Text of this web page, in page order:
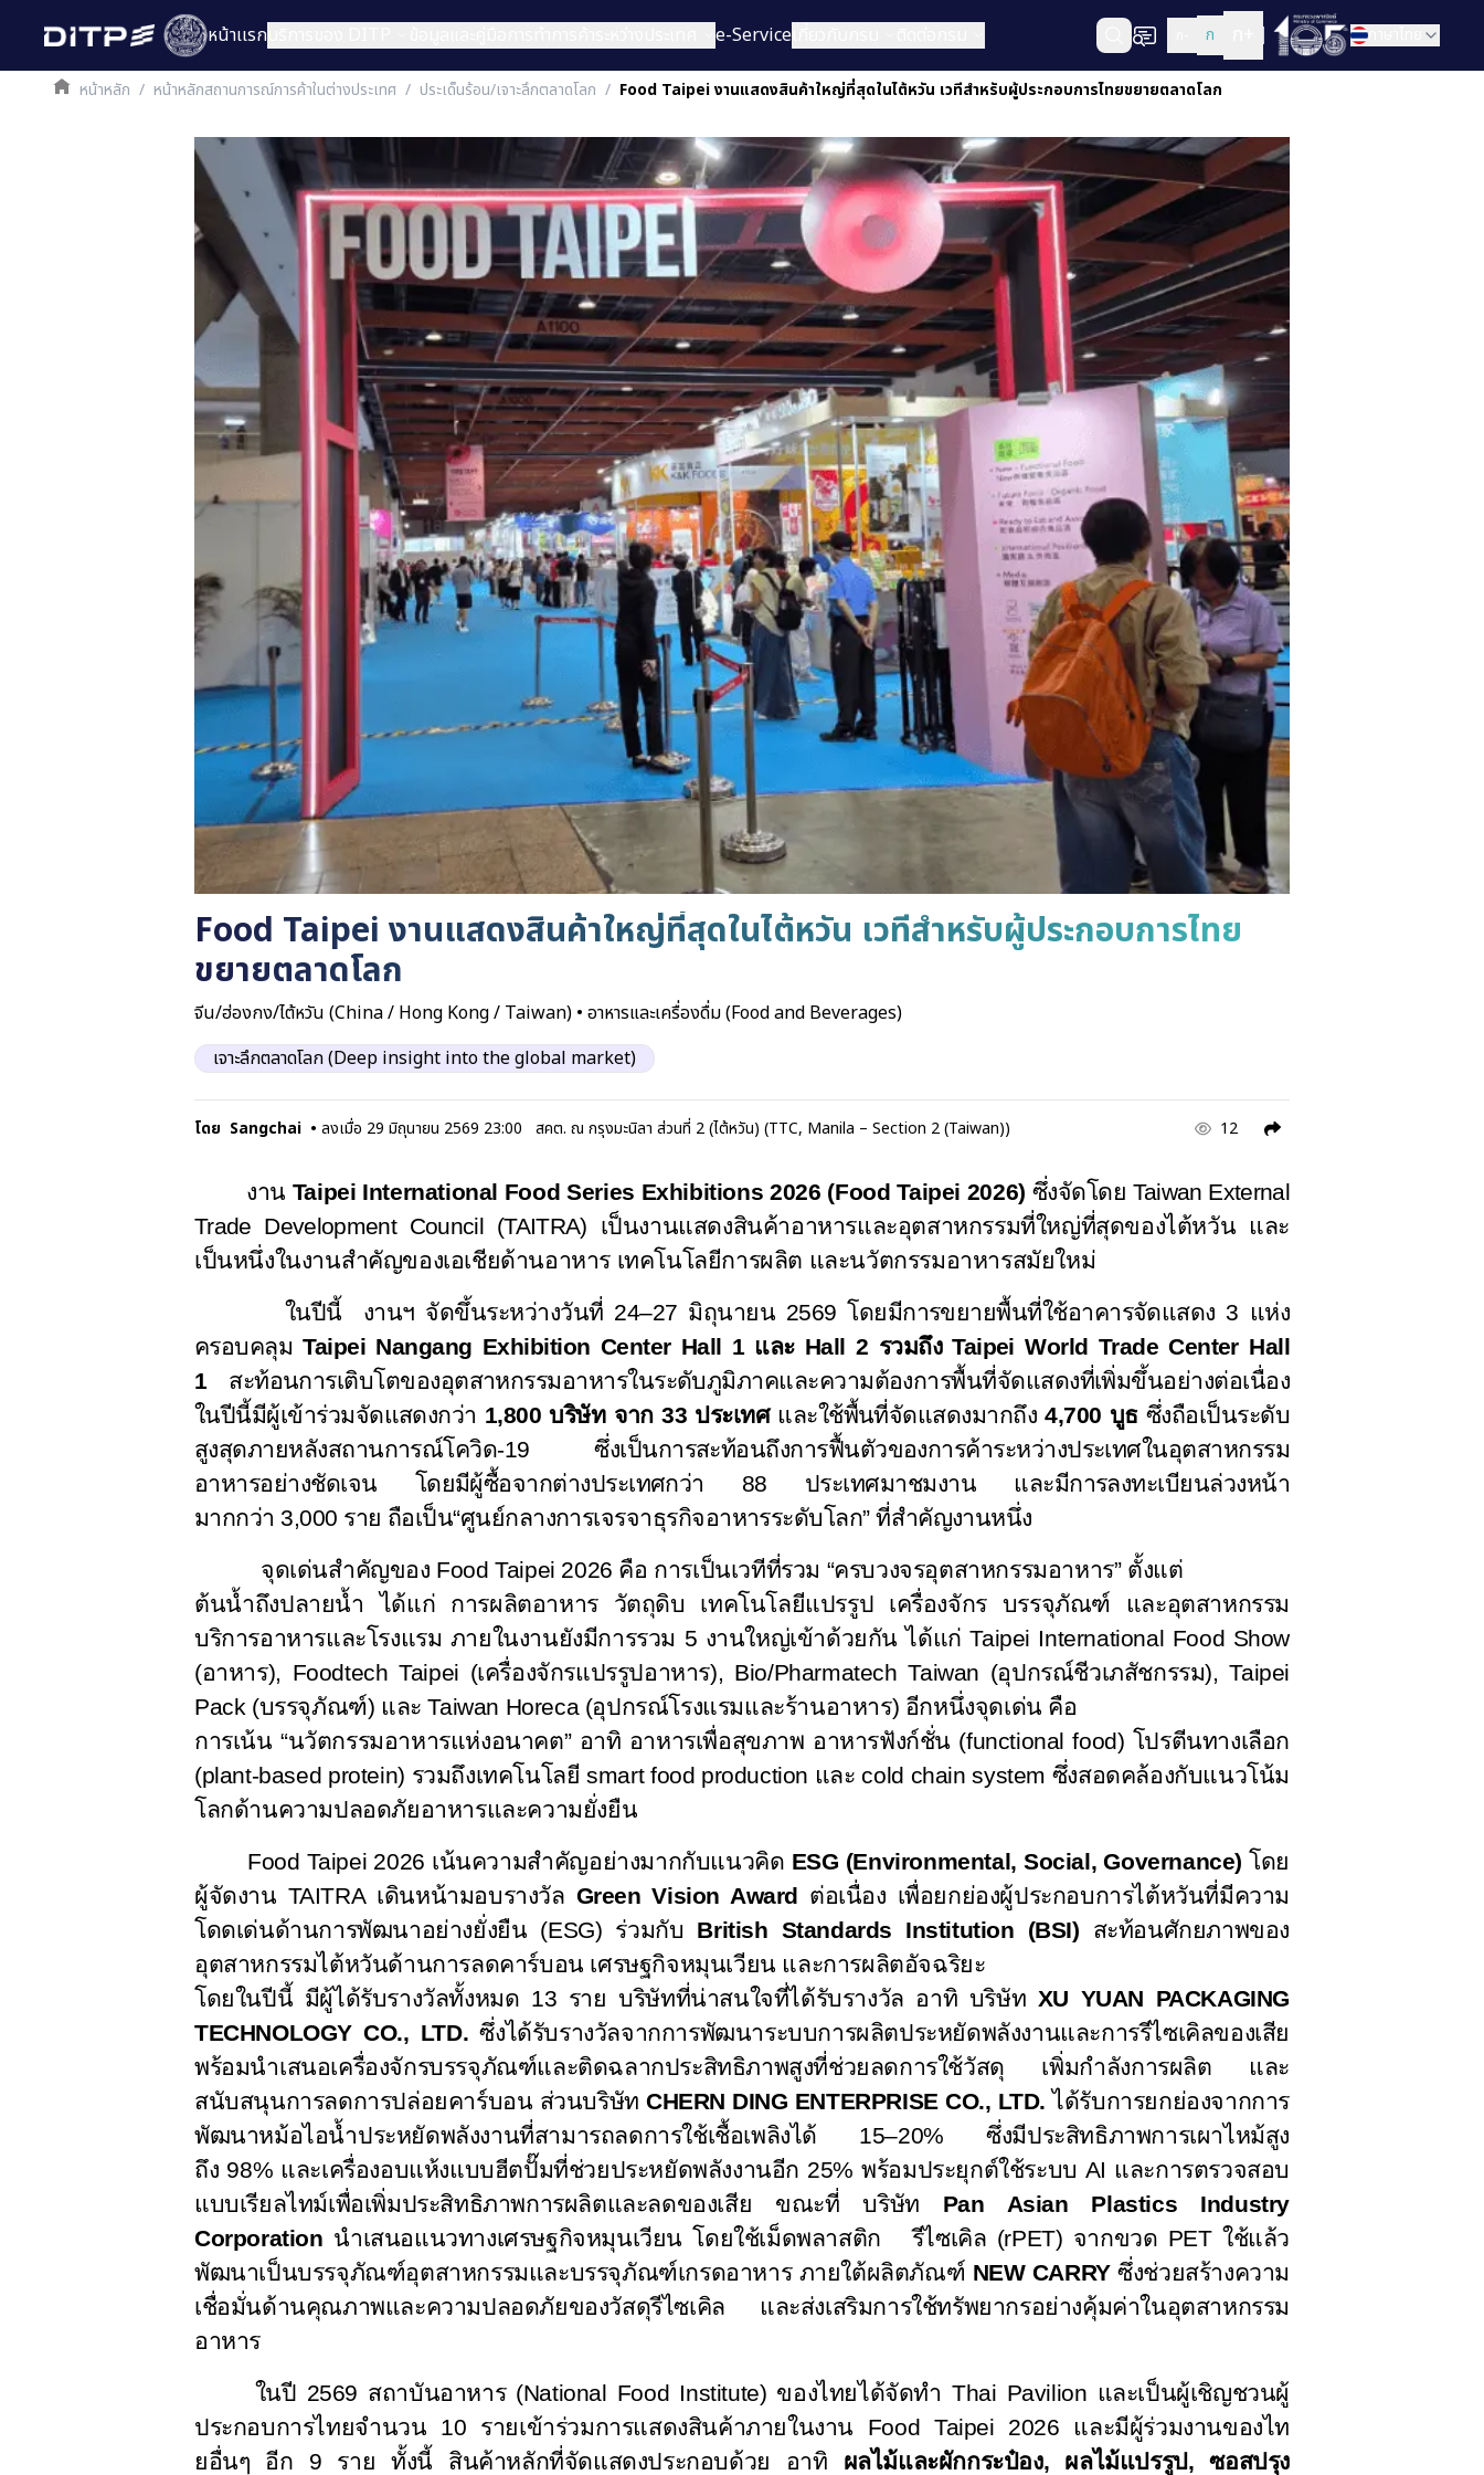
หน้าเเรก e-Service ก
หน้าหลัก / หน้าหลักสถานการณ์การค้าในต่างประเทศ / ประเด็นร้อน/เจาะลึกตลาดโลก / Food Taipei งานแสดงสินค้าใหญ่ที่สุดในไต้หวัน เวทีสำหรับผู้ประกอบการไทยขยายตลาดโลก
Food Taipei งานแสดงสินค้าใหญ่ที่สุดในไต้หวัน เวทีสำหรับผู้ประกอบการไทย
ขยายตลาดโลก
จีน/ฮ่องกง/ไต้หวัน (China / Hong Kong / Taiwan) • อาหารและเครื่องดื่ม (Food and Beverages)
เจาะลึกตลาดโลก (Deep insight into the global market)
โดย Sangchai • ลงเมื่อ 29 มิถุนายน 2569 23:00 สคต. ณ กรุงมะนิลา ส่วนที่ 2 (ไต้หวัน) (TTC, Manila – Section 2 (Taiwan)) 12
งาน Taipei International Food Series Exhibitions 2026 (Food Taipei 2026) ซึ่งจัดโดย Taiwan External
Trade Development Council (TAITRA) เป็นงานแสดงสินค้าอาหารและอุตสาหกรรมที่ใหญ่ที่สุดของไต้หวัน และ
เป็นหนึ่งในงานสำคัญของเอเชียด้านอาหาร เทคโนโลยีการผลิต และนวัตกรรมอาหารสมัยใหม่
ในปีนี้ งานฯ จัดขึ้นระหว่างวันที่ 24–27 มิถุนายน 2569 โดยมีการขยายพื้นที่ใช้อาคารจัดแสดง 3 แห่ง
ครอบคลุมTaipei Nangang Exhibition Center Hall 1 และ Hall 2 รวมถึงTaipei World Trade Center Hall
1
สะท้อนการเติบโตของอุตสาหกรรมอาหารในระดับภูมิภาคและความต้องการพื้นที่จัดแสดงที่เพิ่มขึ้นอย่างต่อเนื่อง
ในปีนี้มีผู้เข้าร่วมจัดแสดงกว่า 1,800บริษัท จาก33 ประเทศและใช้พื้นที่จัดแสดงมากถึง4,700 บูธซึ่งถือเป็นระดับ
สูงสุดภายหลังสถานการณ์โควิด-19ซึ่งเป็นการสะท้อนถึงการฟื้นตัวของการค้าระหว่างประเทศในอุตสาหกรรม
อาหารอย่างชัดเจน โดยมีผู้ซื้อจากต่างประเทศกว่า 88 ประเทศมาชมงาน และมีการลงทะเบียนล่วงหน้า
มากกว่า3,000 ราย ถือเป็น“ศูนย์กลางการเจรจาธุรกิจอาหารระดับโลก” ที่สำคัญงานหนึ่ง
จุดเด่นสำคัญของ Food Taipei 2026 คือ การเป็นเวทีที่รวม “ครบวงจรอุตสาหกรรมอาหาร” ตั้งแต่
ต้นน้ำถึงปลายน้ำ ได้แก่ การผลิตอาหาร วัตถุดิบ เทคโนโลยีแปรรูป เครื่องจักร บรรจุภัณฑ์ และอุตสาหกรรม
บริการอาหารและโรงแรม ภายในงานยังมีการรวม 5 งานใหญ่เข้าด้วยกัน ได้แก่Taipei International Food Show
(อาหาร), Foodtech Taipei (เครื่องจักรแปรรูปอาหาร), Bio/Pharmatech Taiwan (อุปกรณ์ชีวเภสัชกรรม),Taipei
Pack (บรรจุภัณฑ์) และTaiwan Horeca (อุปกรณ์โรงแรมและร้านอาหาร) อีกหนึ่งจุดเด่น คือ
การเน้น “นวัตกรรมอาหารแห่งอนาคต” อาทิ อาหารเพื่อสุขภาพ อาหารฟังก์ชั่น (functional food) โปรตีนทางเลือก
(plant-based protein) รวมถึงเทคโนโลยีsmart food production และcold chain system ซึ่งสอดคล้องกับแนวโน้ม
โลกด้านความปลอดภัยอาหารและความยั่งยืน
Food Taipei 2026 เน้นความสำคัญอย่างมากกับแนวคิด ESG (Environmental, Social, Governance) โดย
ผู้จัดงาน TAITRA เดินหน้ามอบรางวัล Green Vision Award ต่อเนื่อง เพื่อยกย่องผู้ประกอบการไต้หวันที่มีความ
โดดเด่นด้านการพัฒนาอย่างยั่งยืน (ESG) ร่วมกับ British Standards Institution (BSI) สะท้อนศักยภาพของ
อุตสาหกรรมไต้หวันด้านการลดคาร์บอน เศรษฐกิจหมุนเวียน และการผลิตอัจฉริยะ
โดยในปีนี้ มีผู้ได้รับรางวัลทั้งหมด 13 ราย บริษัทที่น่าสนใจที่ได้รับรางวัล อาทิ บริษัท XU YUAN PACKAGING
TECHNOLOGY CO., LTD. ซึ่งได้รับรางวัลจากการพัฒนาระบบการผลิตประหยัดพลังงานและการรีไซเคิลของเสีย
พร้อมนำเสนอเครื่องจักรบรรจุภัณฑ์และติดฉลากประสิทธิภาพสูงที่ช่วยลดการใช้วัสดุ เพิ่มกำลังการผลิต และ
สนับสนุนการลดการปล่อยคาร์บอน ส่วนบริษัท CHERN DING ENTERPRISE CO., LTD. ได้รับการยกย่องจากการ
พัฒนาหม้อไอน้ำประหยัดพลังงานที่สามารถลดการใช้เชื้อเพลิงได้ 15–20%ซึ่งมีประสิทธิภาพการเผาไหม้สูง
ถึง 98% และเครื่องอบแห้งแบบฮีตปั๊มที่ช่วยประหยัดพลังงานอีก 25%พร้อมประยุกต์ใช้ระบบ AI และการตรวจสอบ
แบบเรียลไทม์เพื่อเพิ่มประสิทธิภาพการผลิตและลดของเสีย ขณะที่ บริษัท Pan Asian Plastics Industry
Corporation นำเสนอแนวทางเศรษฐกิจหมุนเวียน โดยใช้เม็ดพลาสติก รีไซเคิล (rPET) จากขวด PET ใช้แล้ว
พัฒนาเป็นบรรจุภัณฑ์อุตสาหกรรมและบรรจุภัณฑ์เกรดอาหาร ภายใต้ผลิตภัณฑ์ NEW CARRY ซึ่งช่วยสร้างความ
เชื่อมั่นด้านคุณภาพและความปลอดภัยของวัสดุรีไซเคิล และส่งเสริมการใช้ทรัพยากรอย่างคุ้มค่าในอุตสาหกรรม
อาหาร
ในปี 2569 สถาบันอาหาร(National Food Institute) ของไทยได้จัดทำThai Pavilion และเป็นผู้เชิญชวนผู้
ประกอบการไทยจำนวน 10 รายเข้าร่วมการแสดงสินค้าภายในงาน Food Taipei 2026 และมีผู้ร่วมงานของไท
ยอื่นๆ อีก 9 ราย ทั้งนี้ สินค้าหลักที่จัดแสดงประกอบด้วย อาทิ ผลไม้และผักกระป๋อง, ผลไม้แปรรูป,ซอสปรุง